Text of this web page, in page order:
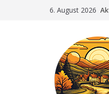
6. August 2026